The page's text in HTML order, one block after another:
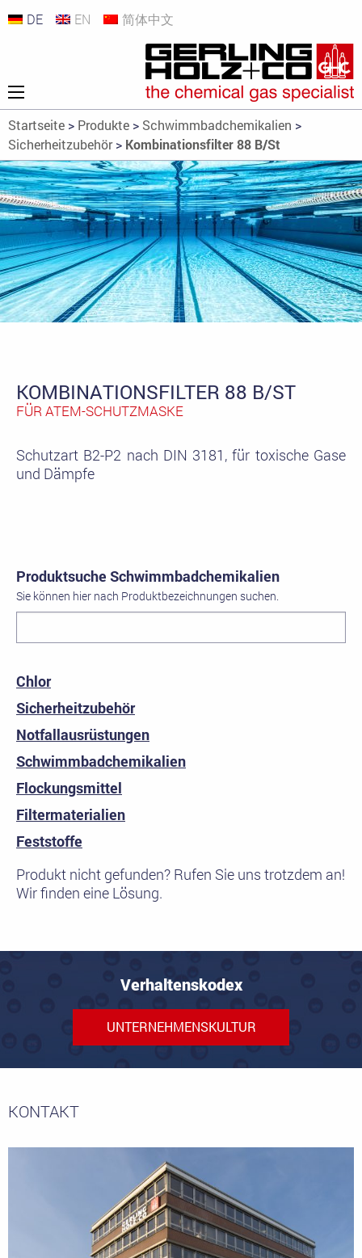
DE EN 简体中文
Startseite > Produkte > Schwimmbadchemikalien >
Sicherheitzubehör> Kombinationsfilter 88 B/St
KOMBINATIONSFILTER 88 B/ST
FÜR ATEM-SCHUTZMASKE
Schutzart B2-P2 nach DIN 3181, für toxische Gase
und Dämpfe
Produktsuche Schwimmbadchemikalien
Sie können hier nach Produktbezeichnungen suchen.
Chlor
Sicherheitzubehör
Notfallausrüstungen
Schwimmbadchemikalien
Flockungsmittel
Filtermaterialien
Feststoffe
Produkt nicht gefunden? Rufen Sie uns trotzdem an!
Wir finden eine Lösung.
Verhaltenskodex
UNTERNEHMENSKULTUR
KONTAKT